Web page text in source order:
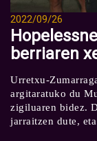
2022/09/26
berriaren
Urretxu-
argitaratuko du
zigiluaren bidez.
jarraitzen dute,